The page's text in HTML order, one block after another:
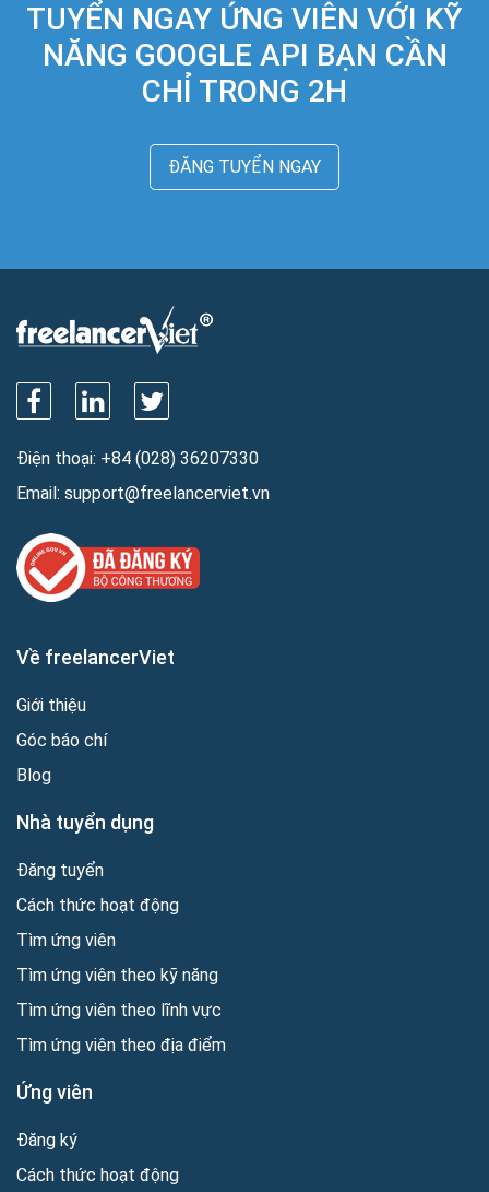
TUYỂN NGAY ỨNG VIÊN VỚI KỸ
NĂNG GOOGLE API BẠN CẦN
CHỈ TRONG 2H
ĐĂNG TUYỂN NGAY
Điện thoại: +84 (028) 36207330
Email: support@freelancerviet.vn
Về freelancerViet
Giới thiệu
Góc báo chí
Blog
Nhà tuyển dụng
Đăng tuyển
Cách thức hoạt động
Tìm ứng viên
Tìm ứng viên theo kỹ năng
Tìm ứng viên theo lĩnh vực
Tìm ứng viên theo địa điểm
Ứng viên
Đăng ký
Cách thức hoạt động